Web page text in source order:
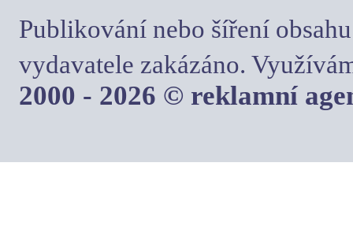
Publikování nebo šíření
vydavatele zakázáno.
2000 - 2026 © reklamní